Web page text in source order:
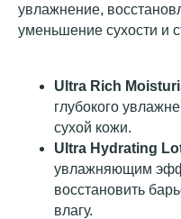
увлажнение,
уменьшение сухости и
Ultra Rich
глубокого
сухой кожи.
Ultra Hydrating
увлажняющим
восстановить
влагу.